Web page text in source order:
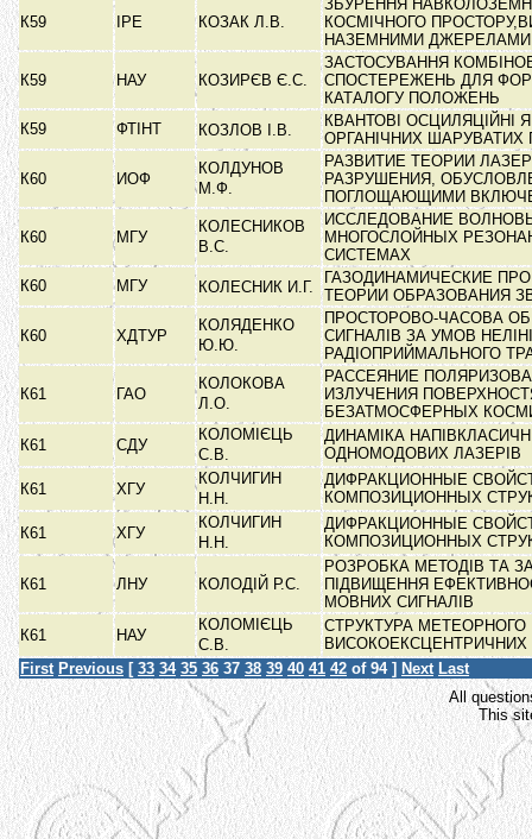
К59 ІРЕ КОЗАК Л.В.
ЗБУРЕННЯ
КОСМІЧНОГО
НАЗЕМНИМИ
К59 НАУ КОЗИРЄВ Є.С.
ЗАСТОСУВАННЯ
СПОСТЕРЕЖЕНЬ ДЛЯ
КАТАЛОГУ ПОЛОЖЕНЬ
К59
ФТІНТ КОЗЛОВ І.В.
КВАНТОВІ ОСЦИЛЯЦІЙНІ
ОРГАНІЧНИХ ШАРУВАТИХ
К60 ИОФ
КОЛДУНОВ
М.Ф.
РАЗВИТИЕ ТЕОРИИ
РАЗРУШЕНИЯ,
ПОГЛОЩАЮЩИМИ
К60 МГУ
КОЛЕСНИКОВ
В.С.
ИССЛЕДОВАНИЕ
МНОГОСЛОЙНЫХ
СИСТЕМАХ
К60
МГУ КОЛЕСНИК И.Г.
ГАЗОДИНАМИЧЕСКИЕ
ТЕОРИИ ОБРАЗОВАНИЯ
К60 ХДТУР
КОЛЯДЕНКО
Ю.Ю.
ПРОСТОРОВО-ЧАСОВА
СИГНАЛІВ ЗА УМОВ
РАДІОПРИЙМАЛЬНОГО
К61 ГАО
КОЛОКОВА
Л.О.
РАССЕЯНИЕ
ИЗЛУЧЕНИЯ
БЕЗАТМОСФЕРНЫХ
К61
СДУ
КОЛОМІЄЦЬ
С.В.
ДИНАМІКА
ОДНОМОДОВИХ ЛАЗЕРІВ
К61
ХГУ
КОЛЧИГИН
Н.Н.
ДИФРАКЦИОННЫЕ
КОМПОЗИЦИОННЫХ
К61
ХГУ
КОЛЧИГИН
Н.Н.
ДИФРАКЦИОННЫЕ
КОМПОЗИЦИОННЫХ
К61 ЛНУ КОЛОДІЙ Р.С.
РОЗРОБКА МЕТОДІВ ТА
ПІДВИЩЕННЯ
МОВНИХ СИГНАЛІВ
К61
НАУ
КОЛОМІЄЦЬ
С.В.
СТРУКТУРА
ВИСОКОЕКСЦЕНТРИЧНИХ
First Previous [ 33 34 35 36 37 38 39 40 41 42 of 94 ] Next Last
All
This